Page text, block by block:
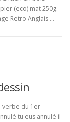
(eco) mat 250g.
Retro Anglais …
verbe du 1er
tu eus annulé il